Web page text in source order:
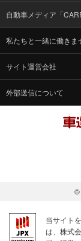
自動車メディア「
私たちと一緒に働きま
サイト運営会社
外部送信について
©
当サイト
は、株式